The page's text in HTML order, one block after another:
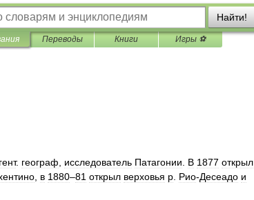
Найти!
Переводы Книги Игры ⚽
. географ исследователь Патагонии В 1877 открыл
в 1880–81 открыл верховья р Рио-Десеадо и